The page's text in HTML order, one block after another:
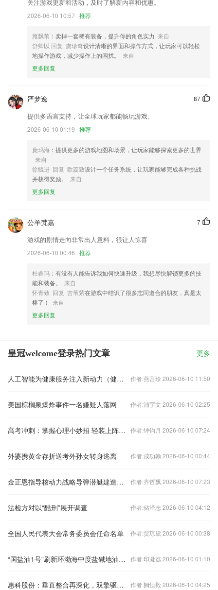
体重指数 生活助手
修复签章问题
解决设置中 API 入口丢失问题
计量功能添加客户名称
以上就是皇冠welcome登录的介绍，如果您喜欢这款软件，您可以到应用
商店进行打分评论，说出您的使用经历，以帮助我们更好的对产品进行优
化修改。
关注游戏更新和活动，及时了解新内容和优惠。
2026-06-10 10:57 推荐
雍飘苇 ：卖掉一套稀有装备，提升你的角色实力 来自
舒卿以 回复 虞珍奇设计清晰的界面和操作方式，让玩家可以轻松
地操作游戏，减少操作上的困扰。
来自
更多回复
87
严梦逸
提供多语言支持，让全球玩家都能畅玩游戏。
2026-06-10 01:19 推荐
庞玛海 ：提供更多的游戏地图和场景，让玩家能够探索更多的世界
来自
徐毓进 回复 欧蕊致设计一个任务系统，让玩家能够完成各种挑战
并获得奖励。
来自
更多回复
7
公羊梵嘉
游戏的剧情走向非常出人意料，很让人惊喜
2026-06-10 00:46 推荐
杜睿玛 ：有没有人能告诉我如何快速升级，我想尽快解锁更多的技
能和装备。
来自
怀青致 回复 吉苇紫在游戏中结识了很多志同道合的朋友，真是太
棒了！
来自
更多回复
皇冠welcome登录热门文章 更多
人工智能为健康服务注入新动力（健康焦点） 作者:燕言珍 2026-06-10 11:50
美国棕榈泉爆炸事件一名嫌疑人落网 作者:浦宇文 2026-06-10 02:25
高考冲刺：掌握心理小妙招 轻装上阵从容迎考 作者:钟钧月 2026-06-10 07:24
外婆携黄金存折送考外孙女转身逃离 作者:成功翰 2026-06-10 00:44
金正恩指导核动力战略导弹潜艇建造工作 作者:齐哲飘 2026-06-10 07:23
法检方对以“酷刑”展开调查 作者:储泽志 2026-06-10 04:12
全国人民代表大会常务委员会任命名单 作者:贾琼黛 2026-06-10 00:38
“国盐油1号”刷新环渤海中度盐碱地油菜百亩示范实收高产纪录 作者:印凝荔 2026-06-10 01:10
惠科股份：垂直整合再深化，双擎驱动全球显示产业新征程 作者:阙恒毅 2026-06-10 04:25